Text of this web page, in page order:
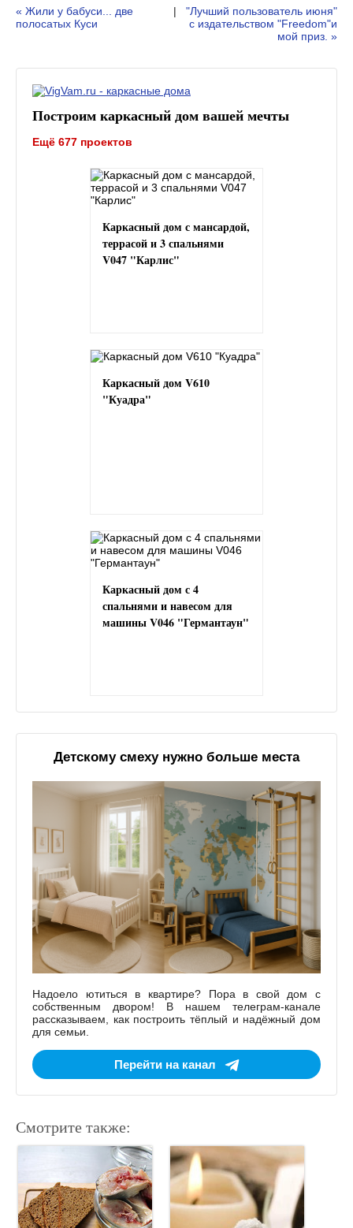
« Жили у бабуси... две
полосатых Куси
|
"Лучший пользователь июня"
с издательством "Freedom"и
мой приз. »
Построим каркасный дом вашей мечты
Ещё 677 проектов
Каркасный дом с мансардой,
террасой и 3 спальнями
V047 "Карлис"
Каркасный дом V610
"Куадра"
Каркасный дом с 4
спальнями и навесом для
машины V046 "Германтаун"
Детскому смеху нужно больше места
Надоело ютиться в квартире? Пора в свой дом с
собственным двором! В нашем телеграм-канале
рассказываем, как построить тёплый и надёжный дом
для семьи.
Перейти на канал
Смотрите также: